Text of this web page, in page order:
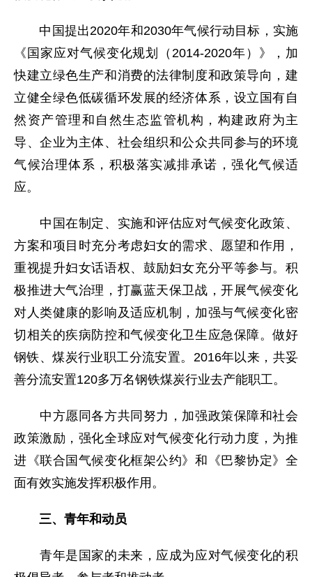
中国提出2020年和2030年气候行动目标，实施
《国家应对气候变化规划（2014-2020年）》，加
快建立绿色生产和消费的法律制度和政策导向，建
立健全绿色低碳循环发展的经济体系，设立国有自
然资产管理和自然生态监管机构，构建政府为主
导、企业为主体、社会组织和公众共同参与的环境
气候治理体系，积极落实减排承诺，强化气候适
应。
中国在制定、实施和评估应对气候变化政策、
方案和项目时充分考虑妇女的需求、愿望和作用，
重视提升妇女话语权、鼓励妇女充分平等参与。积
极推进大气治理，打赢蓝天保卫战，开展气候变化
对人类健康的影响及适应机制，加强与气候变化密
切相关的疾病防控和气候变化卫生应急保障。做好
钢铁、煤炭行业职工分流安置。2016年以来，共妥
善分流安置120多万名钢铁煤炭行业去产能职工。
中方愿同各方共同努力，加强政策保障和社会
政策激励，强化全球应对气候变化行动力度，为推
进《联合国气候变化框架公约》和《巴黎协定》全
面有效实施发挥积极作用。
三、青年和动员
青年是国家的未来，应成为应对气候变化的积